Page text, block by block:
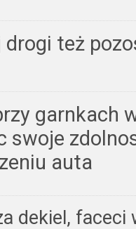
drogi też
garnkach
swoje
auta
dekiel, faceci